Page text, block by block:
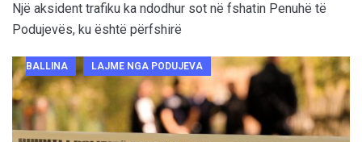
Një aksident trafiku ka ndodhur sot në fshatin Penuhë të
Podujevës, ku është përfshirë
BALLINA LAJME NGA PODUJEVA